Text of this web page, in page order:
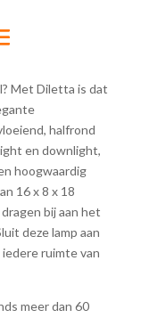
Met Diletta is dat
halfrond
en downlight,
hoogwaardig
16 x 8 x 18
bij aan het
deze lamp aan
ruimte van
meer dan 60